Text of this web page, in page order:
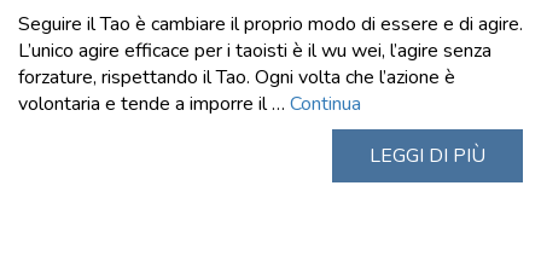
Seguire il Tao è cambiare il proprio modo di essere e di agire.
L’unico agire efficace per i taoisti è il wu wei, l’agire senza
forzature, rispettando il Tao. Ogni volta che l’azione è
volontaria e tende a imporre il … Continua
LEGGI DI PIÙ